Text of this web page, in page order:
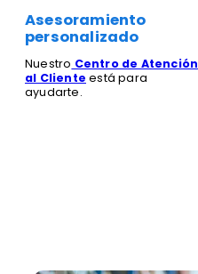
Asesoramiento
personalizado
Nuestro Centro de Atención
al Cliente está para
ayudarte.